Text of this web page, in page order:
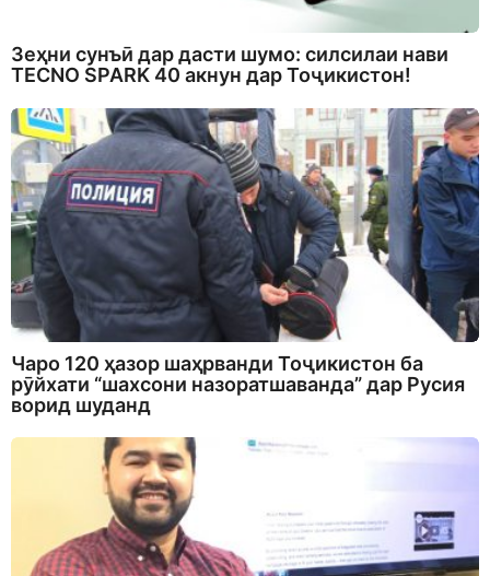
Зеҳни сунъӣ дар дасти шумо: силсилаи нави
TECNO SPARK 40 акнун дар Тоҷикистон!
Чаро 120 ҳазор шаҳрванди Тоҷикистон ба
рӯйхати “шахсони назоратшаванда” дар Русия
ворид шуданд